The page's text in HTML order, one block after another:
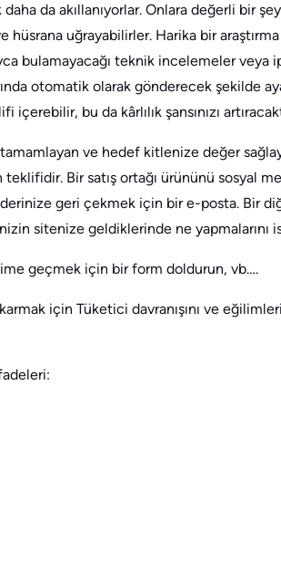
da akıllanıyorlar. Onlara değerli bir
hüsrana uğrayabilirler. Harika bir
bulamayacağı teknik incelemeler veya
otomatik olarak gönderecek şekilde
bu da kârlılık şansınızı
ve hedef kitlenize değer
Bir satış ortağı ürününü sosyal
geri çekmek için bir e-posta. Bir
sitenize geldiklerinde ne yapmalarını
geçmek için bir form doldurun, vb….
için Tüketici davranışını ve